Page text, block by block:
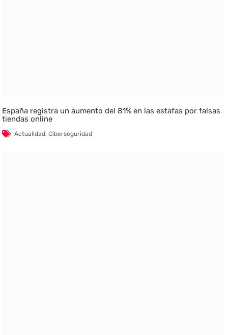
España registra un aumento del 81% en las estafas por falsas
tiendas online
Actualidad,Ciberseguridad